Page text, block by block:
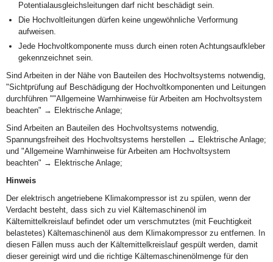
Potentialausgleichsleitungen darf nicht beschädigt sein.
Die Hochvoltleitungen dürfen keine ungewöhnliche Verformung
aufweisen.
Jede Hochvoltkomponente muss durch einen roten Achtungsaufkleber
gekennzeichnet sein.
Sind Arbeiten in der Nähe von Bauteilen des Hochvoltsystems notwendig,
"Sichtprüfung auf Beschädigung der Hochvoltkomponenten und Leitungen
durchführen ""Allgemeine Warnhinweise für Arbeiten am Hochvoltsystem
beachten" → Elektrische Anlage;
Sind Arbeiten an Bauteilen des Hochvoltsystems notwendig,
Spannungsfreiheit des Hochvoltsystems herstellen → Elektrische Anlage;
und "Allgemeine Warnhinweise für Arbeiten am Hochvoltsystem
beachten" → Elektrische Anlage;
Hinweis
Der elektrisch angetriebene Klimakompressor ist zu spülen, wenn der
Verdacht besteht, dass sich zu viel Kältemaschinenöl im
Kältemittelkreislauf befindet oder um verschmutztes (mit Feuchtigkeit
belastetes) Kältemaschinenöl aus dem Klimakompressor zu entfernen. In
diesen Fällen muss auch der Kältemittelkreislauf gespült werden, damit
dieser gereinigt wird und die richtige Kältemaschinenölmenge für den